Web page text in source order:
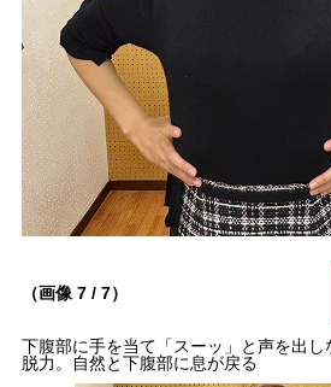
（画像 7 / 7）
下腹部に手を当て「スーッ」と声を出し
脱力。自然と下腹部に息が戻る